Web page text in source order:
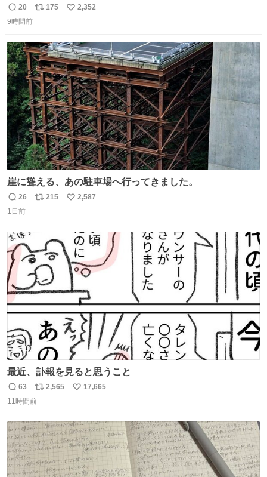
で満足感エグいから一生食べてる😭
返
信
20
リ
ト
数
175
い
数
2,352
9時間前
崖に聳える、あの駐車場へ行ってきました。
返
信
26
リ
数
215
い
2,587
1日前
最近、訃報を見ると思うこと
返
信
63
リ
ポ
ト
数
2,565
い
数
17,665
11時間前